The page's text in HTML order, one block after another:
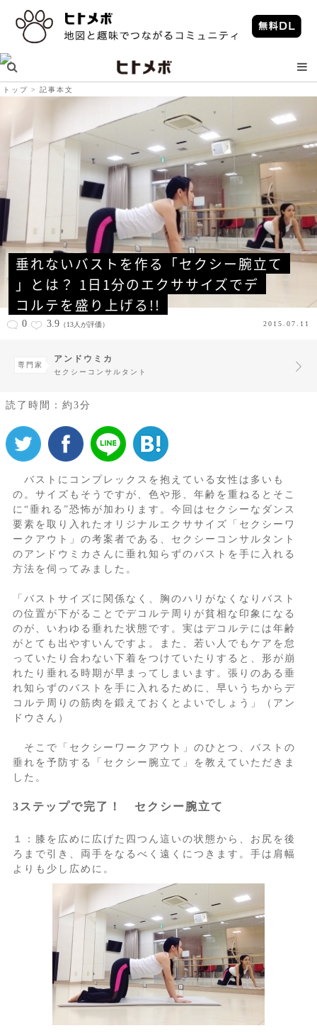
トップ 記事本文
垂れないバストを作る「セクシー腕立て
」とは？ 1日1分のエクササイズでデ
コルテを盛り上げる!!
0 3.9 （13人が評価） 2015.07.11
専門家
アンドウミカ
セクシーコンサルタント
読了時間：約3分
バストにコンプレックスを抱えている女性は多いも
の。サイズもそうですが、色や形、年齢を重ねるとそこ
に“垂れる”恐怖が加わります。今回はセクシーなダンス
要素を取り入れたオリジナルエクササイズ「セクシーワ
ークアウト」の考案者である、セクシーコンサルタント
のアンドウミカさんに垂れ知らずのバストを手に入れる
方法を伺ってみました。
「バストサイズに関係なく、胸のハリがなくなりバスト
の位置が下がることでデコルテ周りが貧相な印象になる
のが、いわゆる垂れた状態です。実はデコルテには年齢
がとても出やすいんですよ。また、若い人でもケアを怠
っていたり合わない下着をつけていたりすると、形が崩
れたり垂れる時期が早まってしまいます。張りのある垂
れ知らずのバストを手に入れるために、早いうちからデ
コルテ周りの筋肉を鍛えておくとよいでしょう」（アン
ドウさん）
そこで「セクシーワークアウト」のひとつ、バストの
垂れを予防する「セクシー腕立て」を教えていただきま
した。
3ステップで完了！ セクシー腕立て
１：膝を広めに広げた四つん這いの状態から、お尻を後
ろまで引き、両手をなるべく遠くにつきます。手は肩幅
よりも少し広めに。